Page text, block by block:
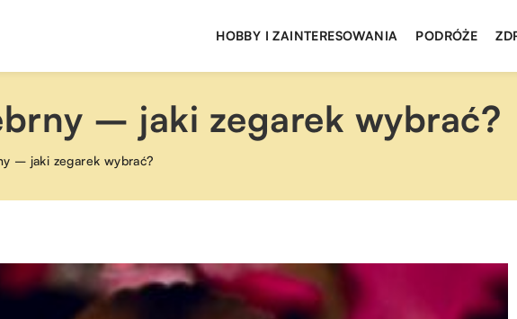
HOBBY I ZAINTERESOWANIA PODRÓŻE
– jaki zegarek wybrać?
– jaki zegarek wybrać?